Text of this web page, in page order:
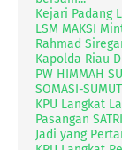
Kejari Padang
LSM MAKSI
Rahmad
Kapolda Riau
PW HIMMAH
SOMASI-
KPU Langkat
Pasangan
Jadi yang